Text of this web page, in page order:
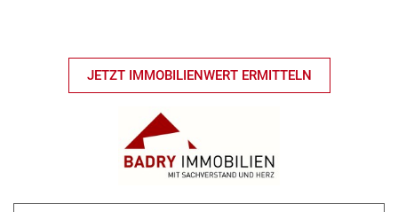
JETZT IMMOBILIENWERT ERMITTELN